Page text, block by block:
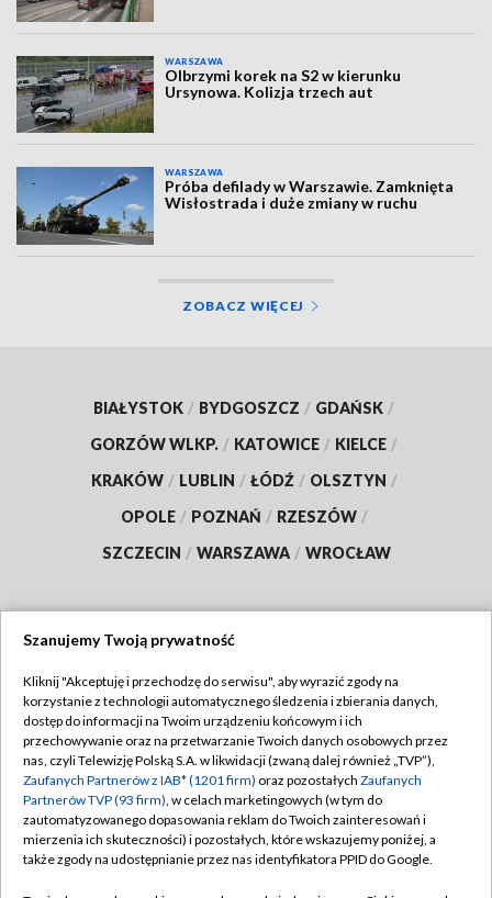
WARSZAWA
Olbrzymi korek na S2 w kierunku
Ursynowa. Kolizja trzech aut
WARSZAWA
Próba defilady w Warszawie. Zamknięta
Wisłostrada i duże zmiany w ruchu
ZOBACZ WIĘCEJ
BIAŁYSTOK / BYDGOSZCZ / GDAŃSK /
GORZÓW WLKP. / KATOWICE / KIELCE /
KRAKÓW / LUBLIN / ŁÓDŹ / OLSZTYN /
OPOLE / POZNAŃ / RZESZÓW /
SZCZECIN / WARSZAWA / WROCŁAW
TVP
Abonament TVP
Emisja w TVP
Centrum informacji TVP
Naziemna Telewizja Cyfrowa
Regulamin TVP
Polityka prywatności
Moje zgody
Pomoc
Szanujemy Twoją prywatność
Kliknij "Akceptuję i przechodzę do serwisu", aby wyrazić zgody na
korzystanie z technologii automatycznego śledzenia i zbierania danych,
dostęp do informacji na Twoim urządzeniu końcowym i ich
przechowywanie oraz na przetwarzanie Twoich danych osobowych przez
nas, czyli Telewizję Polską S.A. w likwidacji (zwaną dalej również „TVP”),
Zaufanych Partnerów z IAB* (1201 firm) oraz pozostałych Zaufanych
Partnerów TVP (93 firm), w celach marketingowych (w tym do
zautomatyzowanego dopasowania reklam do Twoich zainteresowań i
mierzenia ich skuteczności) i pozostałych, które wskazujemy poniżej, a
także zgody na udostępnianie przez nas identyfikatora PPID do Google.